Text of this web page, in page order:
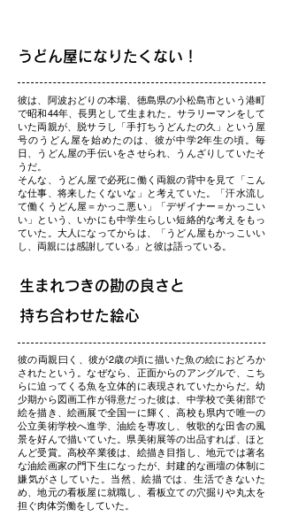
うどん屋になりたくない！
彼は、阿波おどりの本場、徳島県の小松島市という港町
で昭和44年、長男として生まれた。サラリーマンをして
いた両親が、脱サラし「手打ちうどんたの久」という屋
号のうどん屋を始めたのは、彼が中学2年生の頃。毎
日、うどん屋の手伝いをさせられ、うんざりしていたそ
うだ。
そんな、うどん屋で必死に働く両親の背中を見て「こん
な仕事、将来したくないな」と考えていた。「汗水流し
て働くうどん屋＝かっこ悪い」「デザイナー＝かっこい
い」という、いかにも中学生らしい短絡的な考えをもっ
ていた。大人になってからは、「うどん屋もかっこいい
し、両親には感謝している」と彼は語っている。
生まれつきの勘の良さと
持ち合わせた絵心
彼の両親曰く、彼が2歳の頃に描いた魚の絵におどろか
されたという。なぜなら、正面からのアングルで、こち
らに迫ってくる魚を立体的に表現されていたからだ。幼
少期から図画工作が得意だった彼は、中学校で美術部で
絵を描き、絵画展で全国一に輝く、高校も県内で唯一の
公立美術学校へ進学、油絵を専攻し、牧歌的な田舎の風
景を好んで描いていた。県美術展等の出品すれば、ほと
んど受賞。高校卒業後は、絵描き目指し、地元では著名
な油絵画家の門下生になったが、封建的な画壇の体制に
嫌気がさしていた。当然、絵描では、生活できないた
め、地元の看板屋に就職し、看板立ての穴掘りや丸太を
担ぐ肉体労働をしていた。